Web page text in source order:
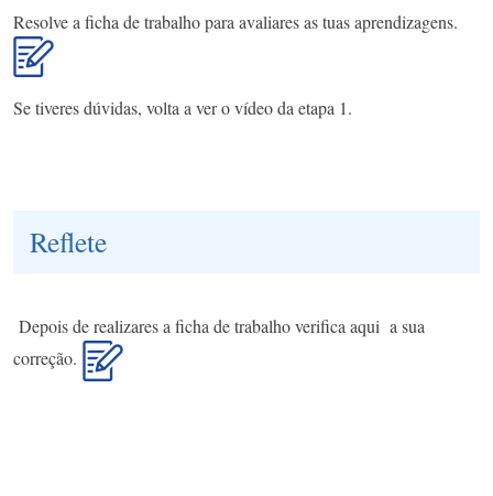
Resolve a ficha de trabalho para avaliares as tuas aprendizagens.
Se tiveres dúvidas, volta a ver o vídeo da etapa 1.
Reflete
Depois de realizares a ficha de trabalho verifica aqui a sua
correção.